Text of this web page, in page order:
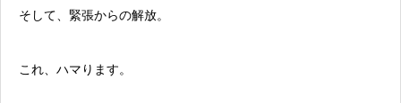
そして、緊張からの解放。
これ、ハマります。